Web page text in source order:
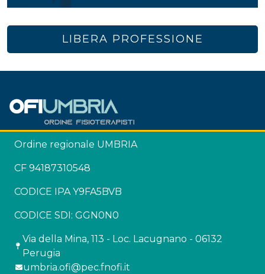
LIBERA PROFESSIONE
Ordine regionale UMBRIA
CF 94187310548
CODICE IPA Y9FA5BVB
CODICE SDI: GGN0N0
Via della Mina, 113 - Loc. Lacugnano - 06132
Perugia
umbria.ofi@pec.fnofi.it